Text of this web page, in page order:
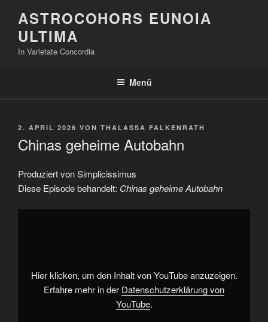
Inhalt
springen
ASTROCOHORS EUNOIA
ULTIMA
In Varietate Concordia
Menü
VERÖFFENTLICHT
2. APRIL 2026 VON THALASSA FALKENRATH
Chinas geheime Autobahn
Produziert von Simplicissimus
Diese Episode behandelt: Chinas geheime Autobahn
„Chinas
Hier klicken, um den Inhalt von YouTube anzuzeigen.
Erfahre mehr in der Datenschutzerklärung von
YouTube.